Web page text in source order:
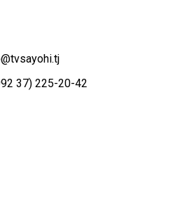
37) 225-20-42